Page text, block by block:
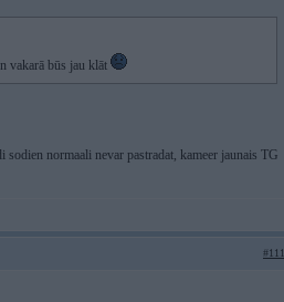
vakarā būs jau klāt
normaali nevar pastradat, kameer jaunais TG
#111